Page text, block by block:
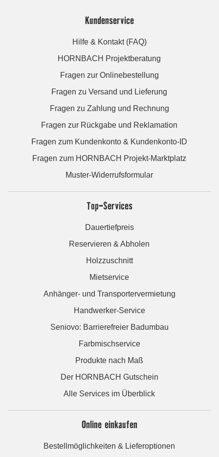
Kundenservice
Hilfe & Kontakt (FAQ)
HORNBACH Projektberatung
Fragen zur Onlinebestellung
Fragen zu Versand und Lieferung
Fragen zu Zahlung und Rechnung
Fragen zur Rückgabe und Reklamation
Fragen zum Kundenkonto & Kundenkonto-ID
Fragen zum HORNBACH Projekt-Marktplatz
Muster-Widerrufsformular
Top-Services
Dauertiefpreis
Reservieren & Abholen
Holzzuschnitt
Mietservice
Anhänger- und Transportervermietung
Handwerker-Service
Seniovo: Barrierefreier Badumbau
Farbmischservice
Produkte nach Maß
Der HORNBACH Gutschein
Alle Services im Überblick
Online einkaufen
Bestellmöglichkeiten & Lieferoptionen